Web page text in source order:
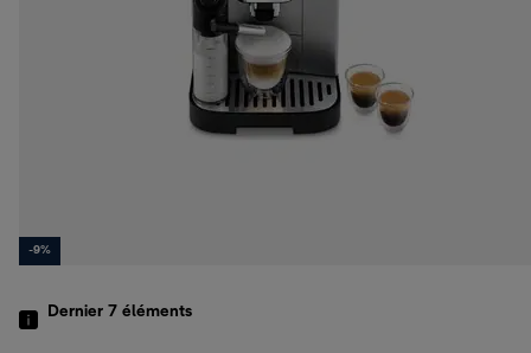
-9%
Dernier 7 éléments